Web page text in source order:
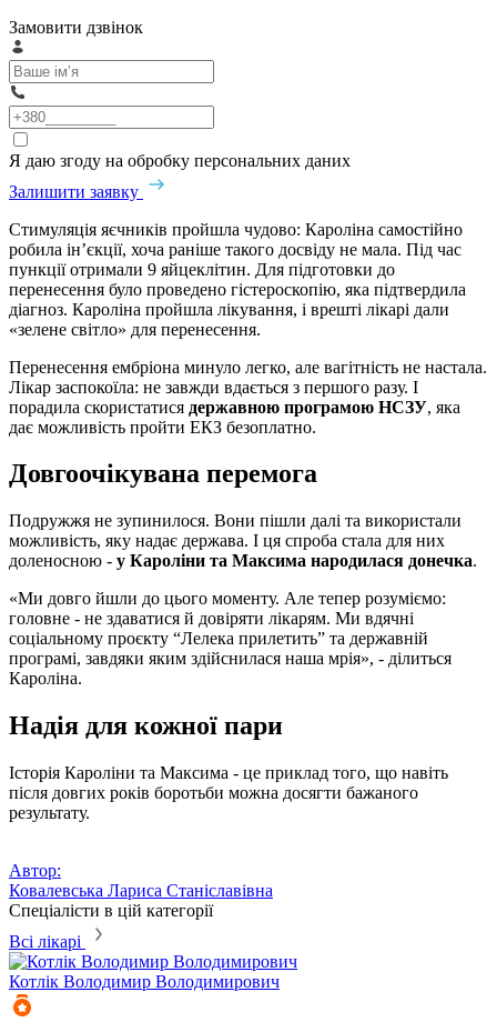
Замовити дзвінок
Я даю згоду на обробку персональних даних
Залишити заявку
Стимуляція яєчників пройшла чудово: Кароліна самостійно
робила ін’єкції, хоча раніше такого досвіду не мала. Під час
пункції отримали 9 яйцеклітин. Для підготовки до
перенесення було проведено гістероскопію, яка підтвердила
діагноз. Кароліна пройшла лікування, і врешті лікарі дали
«зелене світло» для перенесення.
Перенесення ембріона минуло легко, але вагітність не настала.
Лікар заспокоїла: не завжди вдається з першого разу. І
порадила скористатися державною програмою НСЗУ, яка
дає можливість пройти ЕКЗ безоплатно.
Довгоочікувана перемога
Подружжя не зупинилося. Вони пішли далі та використали
можливість, яку надає держава. І ця спроба стала для них
доленосною - у Кароліни та Максима народилася донечка.
«Ми довго йшли до цього моменту. Але тепер розуміємо:
головне - не здаватися й довіряти лікарям. Ми вдячні
соціальному проєкту “Лелека прилетить” та державній
програмі, завдяки яким здійснилася наша мрія», - ділиться
Кароліна.
Надія для кожної пари
Історія Кароліни та Максима - це приклад того, що навіть
після довгих років боротьби можна досягти бажаного
результату.
Автор:
Ковалевська Лариса Станіславівна
Спеціалісти в цій категорії
Всі лікарі
Котлік Володимир Володимирович